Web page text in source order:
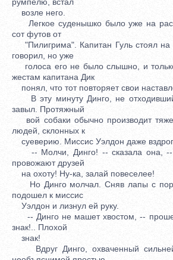
возле него.
Легкое суденышко было уже на
сот футов от
"Пилигрима". Капитан Гуль стоял на
говорил, но уже
голоса его не было слышно, и
жестам капитана Дик
понял, что тот повторяет свои
В эту минуту Динго, не
завыл. Протяжный
вой собаки обычно производит
людей, склонных к
суеверию. Миссис Уэлдон даже
-- Молчи, Динго! -- сказала она, --
провожают друзей
на охоту! Ну-ка, залай повеселее!
Но Динго молчал. Сняв лапы с
подошел к миссис
Уэлдон и лизнул ей руку.
-- Динго не машет хвостом, --
знак!.. Плохой
знак!
Вдруг Динго, охваченный